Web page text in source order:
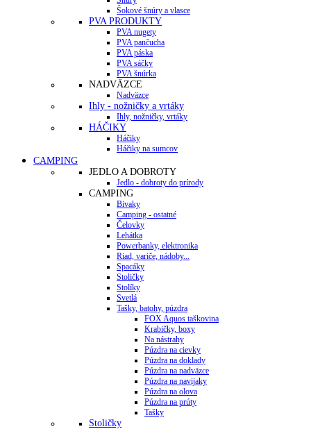
Šokové šnúry a vlasce
PVA PRODUKTY
PVA nugety
PVA pančucha
PVA páska
PVA sáčky
PVA šnúrka
NADVÄZCE
Nadväzce
Ihly - nožničky a vrtáky
Ihly, nožničky, vrtáky
HÁČIKY
Háčiky
Háčiky na sumcov
CAMPING
JEDLO A DOBROTY
Jedlo - dobroty do prírody
CAMPING
Bivaky
Camping - ostatné
Čelovky
Lehátka
Powerbanky, elektronika
Riad, variče, nádoby...
Spacáky
Stoličky
Stolíky
Svetlá
Tašky, batohy, púzdra
FOX Aquos taškovina
Krabičky, boxy
Na nástrahy
Púzdra na cievky
Púzdra na doklady
Púzdra na nadväzce
Púzdra na navijaky
Púzdra na olova
Púzdra na prúty
Tašky
Stoličky